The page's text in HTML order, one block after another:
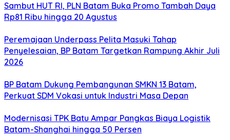
Sambut HUT RI, PLN Batam Buka Promo Tambah Daya
Rp81 Ribu hingga 20 Agustus
Peremajaan Underpass Pelita Masuki Tahap
Penyelesaian, BP Batam Targetkan Rampung Akhir Juli
2026
BP Batam Dukung Pembangunan SMKN 13 Batam,
Perkuat SDM Vokasi untuk Industri Masa Depan
Modernisasi TPK Batu Ampar Pangkas Biaya Logistik
Batam-Shanghai hingga 50 Persen